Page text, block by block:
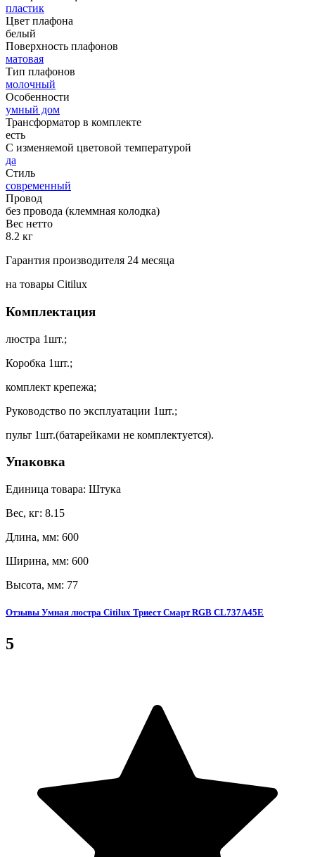
пластик
Цвет плафона
белый
Поверхность плафонов
матовая
Тип плафонов
молочный
Особенности
умный дом
Трансформатор в комплекте
есть
С изменяемой цветовой температурой
да
Стиль
современный
Провод
без провода (клеммная колодка)
Вес нетто
8.2 кг
Гарантия производителя 24 месяца
на товары Citilux
Комплектация
люстра 1шт.;
Коробка 1шт.;
комплект крепежа;
Руководство по эксплуатации 1шт.;
пульт 1шт.(батарейками не комплектуется).
Упаковка
Единица товара: Штука
Вес, кг: 8.15
Длина, мм: 600
Ширина, мм: 600
Высота, мм: 77
Отзывы Умная люстра Citilux Триест Смарт RGB CL737A45E
5